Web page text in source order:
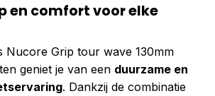
en comfort voor elke
Nucore Grip tour wave 130mm
geniet je van een duurzame en
. Dankzij de combinatie